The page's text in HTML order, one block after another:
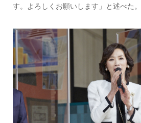
す。よろしくお願いします」と述べた。